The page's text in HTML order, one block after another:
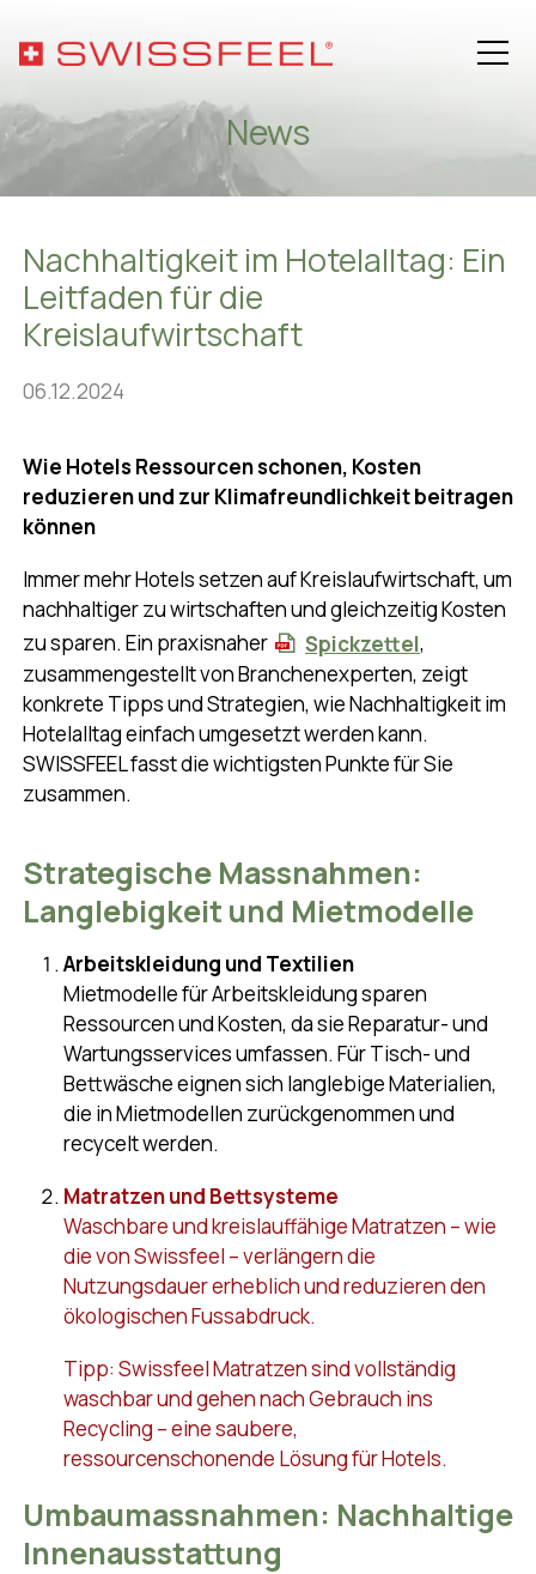
Philosophie
Sortiment
Hospitality-Lösungen
Über SWISSFEEL
News
Nachhaltigkeit im Hotelalltag: Ein
Leitfaden für die
Kreislaufwirtschaft
06.12.2024
Wie Hotels Ressourcen schonen, Kosten
reduzieren und zur Klimafreundlichkeit beitragen
können
Immer mehr Hotels setzen auf Kreislaufwirtschaft, um
nachhaltiger zu wirtschaften und gleichzeitig Kosten
zu sparen. Ein praxisnaher Spickzettel,
zusammengestellt von Branchenexperten, zeigt
konkrete Tipps und Strategien, wie Nachhaltigkeit im
Hotelalltag einfach umgesetzt werden kann.
SWISSFEEL fasst die wichtigsten Punkte für Sie
zusammen.
Strategische Massnahmen:
Langlebigkeit und Mietmodelle
Arbeitskleidung und Textilien
Mietmodelle für Arbeitskleidung sparen
Ressourcen und Kosten, da sie Reparatur- und
Wartungsservices umfassen. Für Tisch- und
Bettwäsche eignen sich langlebige Materialien,
die in Mietmodellen zurückgenommen und
recycelt werden.
Matratzen und Bettsysteme
Waschbare und kreislauffähige Matratzen – wie
die von Swissfeel – verlängern die
Nutzungsdauer erheblich und reduzieren den
ökologischen Fussabdruck.
Tipp: Swissfeel Matratzen sind vollständig
waschbar und gehen nach Gebrauch ins
Recycling – eine saubere,
ressourcenschonende Lösung für Hotels.
Umbaumassnahmen: Nachhaltige
Innenausstattung